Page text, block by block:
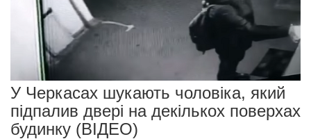
У Черкасах шукають чоловіка, який
підпалив двері на декількох поверхах
будинку (ВІДЕО)